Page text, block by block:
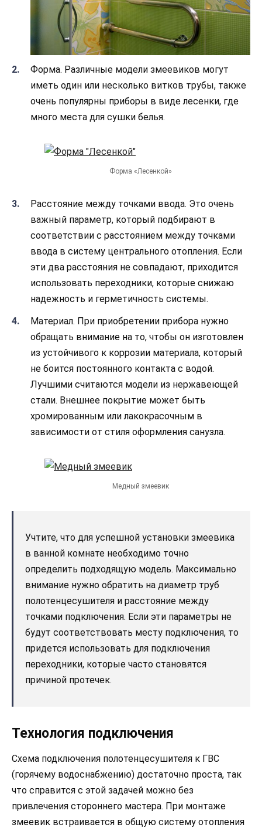
Форма. Различные модели змеевиков могут
иметь один или несколько витков трубы, также
очень популярны приборы в виде лесенки, где
много места для сушки белья.
Форма «Лесенкой»
Расстояние между точками ввода. Это очень
важный параметр, который подбирают в
соответствии с расстоянием между точками
ввода в систему центрального отопления. Если
эти два расстояния не совпадают, приходится
использовать переходники, которые снижаю
надежность и герметичность системы.
Материал. При приобретении прибора нужно
обращать внимание на то, чтобы он изготовлен
из устойчивого к коррозии материала, который
не боится постоянного контакта с водой.
Лучшими считаются модели из нержавеющей
стали. Внешнее покрытие может быть
хромированным или лакокрасочным в
зависимости от стиля оформления санузла.
Медный змеевик
Учтите, что для успешной установки змеевика
в ванной комнате необходимо точно
определить подходящую модель. Максимально
внимание нужно обратить на диаметр труб
полотенцесушителя и расстояние между
точками подключения. Если эти параметры не
будут соответствовать месту подключения, то
придется использовать для подключения
переходники, которые часто становятся
причиной протечек.
Технология подключения
Схема подключения полотенцесушителя к ГВС
(горячему водоснабжению) достаточно проста, так
что справится с этой задачей можно без
привлечения стороннего мастера. При монтаже
змеевик встраивается в общую систему отопления